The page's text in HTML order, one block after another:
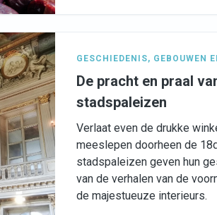
GESCHIEDENIS, GEBOUWEN
De pracht en praal
stadspaleizen
Verlaat even de drukke
meeslepen doorheen de
stadspaleizen geven hun
van de verhalen van de
de majestueuze interieurs.